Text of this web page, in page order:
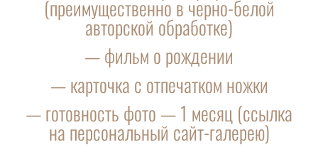
(преимущественно в черно-белой
авторской обработке)
— фильм о рождении
— карточка с отпечатком ножки
— готовность фото — 1 месяц (ссылка
на персональный сайт-галерею)